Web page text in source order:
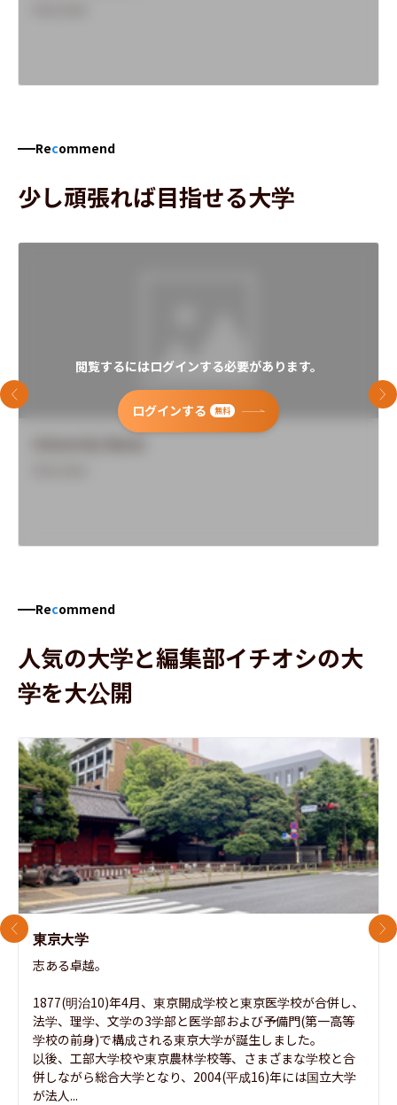
Recommend
少し頑張れば目指せる大学
閲覧するにはログインする必要があります。
ログインする 無料
前のスライド 次
Recommend
人気の大学と編集部イチオシの大
学を大公開
東京大学
志ある卓越。
1877(明治10)年4月、東京開成学校と東京医学校が合併し、
法学、理学、文学の3学部と医学部および予備門(第一高等
学校の前身)で構成される東京大学が誕生しました。
以後、工部大学校や東京農林学校等、さまざまな学校と合
併しながら総合大学となり、2004(平成16)年には国立大学
が法人...
前のスライド 次